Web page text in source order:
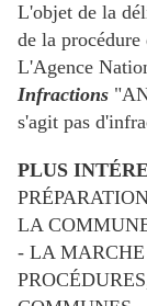
L'objet de la
de la
L'Agence
Infractions
s'agit pas
PLUS
LA
- LA